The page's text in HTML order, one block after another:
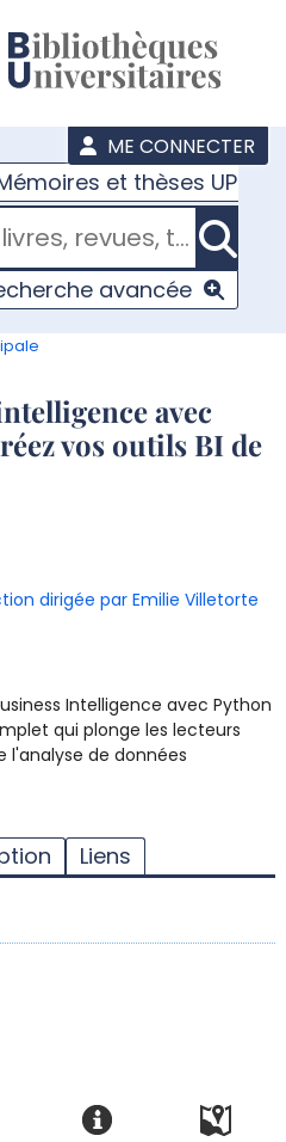
ME CONNECTER
et thèses UPJV
avancée
avec
vos outils BI de
dirigée par Emilie Villetorte
Intelligence avec Python
qui plonge les lecteurs
l'analyse de données
Liens